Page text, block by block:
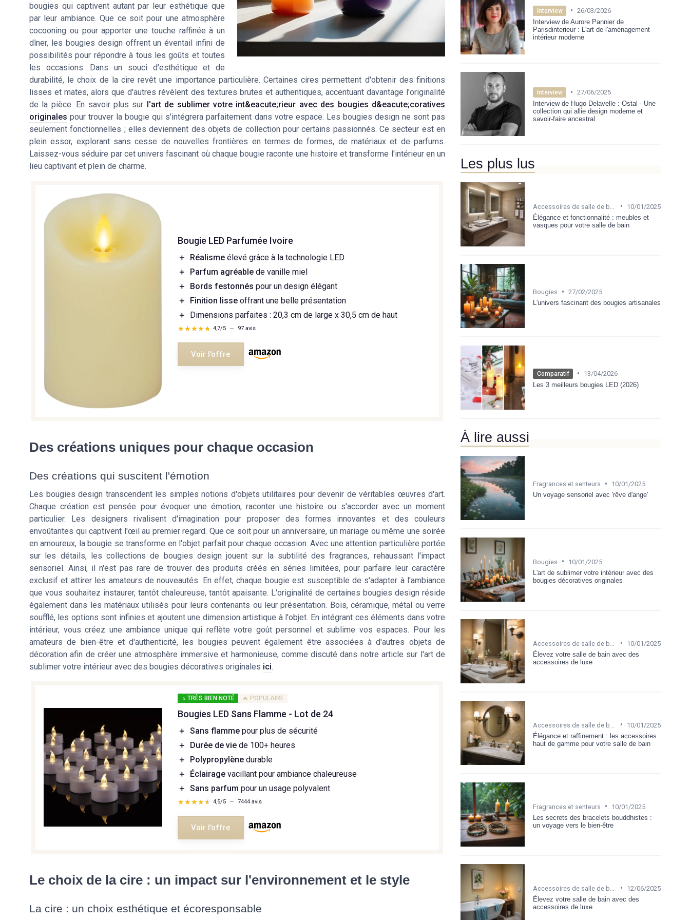
bougies qui captivent autant par leur esthétique que
par leur ambiance. Que ce soit pour une atmosphère
cocooning ou pour apporter une touche raffinée à un
dîner, les bougies design offrent un éventail infini de
possibilités pour répondre à tous les goûts et toutes
les occasions. Dans un souci d'esthétique et de
durabilité, le choix de la cire revêt une importance particulière. Certaines cires permettent d'obtenir des finitions
lisses et mates, alors que d'autres révèlent des textures brutes et authentiques, accentuant davantage l'originalité
de la pièce. En savoir plus sur l'art de sublimer votre int&eacute;rieur avec des bougies d&eacute;coratives
originales pour trouver la bougie qui s'intégrera parfaitement dans votre espace. Les bougies design ne sont pas
seulement fonctionnelles ; elles deviennent des objets de collection pour certains passionnés. Ce secteur est en
plein essor, explorant sans cesse de nouvelles frontières en termes de formes, de matériaux et de parfums.
Laissez-vous séduire par cet univers fascinant où chaque bougie raconte une histoire et transforme l'intérieur en un
lieu captivant et plein de charme.
Bougie LED Parfumée Ivoire
＋ Réalisme élevé grâce à la technologie LED
＋
Parfum agréable de vanille miel
＋
Bords festonnés pour un design élégant
＋
Finition lisse offrant une belle présentation
＋
Dimensions parfaites : 20,3 cm de large x 30,5 cm de haut
★★★★★
★★★★★ 4,7/5 — 97 avis
Voir l'offre
Des créations uniques pour chaque occasion
Des créations qui suscitent l'émotion
Les bougies design transcendent les simples notions d'objets utilitaires pour devenir de véritables œuvres d'art.
Chaque création est pensée pour évoquer une émotion, raconter une histoire ou s'accorder avec un moment
particulier. Les designers rivalisent d'imagination pour proposer des formes innovantes et des couleurs
envoûtantes qui captivent l'œil au premier regard. Que ce soit pour un anniversaire, un mariage ou même une soirée
en amoureux, la bougie se transforme en l'objet parfait pour chaque occasion. Avec une attention particulière portée
sur les détails, les collections de bougies design jouent sur la subtilité des fragrances, rehaussant l'impact
sensoriel. Ainsi, il n'est pas rare de trouver des produits créés en séries limitées, pour parfaire leur caractère
exclusif et attirer les amateurs de nouveautés. En effet, chaque bougie est susceptible de s'adapter à l'ambiance
que vous souhaitez instaurer, tantôt chaleureuse, tantôt apaisante. L'originalité de certaines bougies design réside
également dans les matériaux utilisés pour leurs contenants ou leur présentation. Bois, céramique, métal ou verre
soufflé, les options sont infinies et ajoutent une dimension artistique à l'objet. En intégrant ces éléments dans votre
intérieur, vous créez une ambiance unique qui reflète votre goût personnel et sublime vos espaces. Pour les
amateurs de bien-être et d'authenticité, les bougies peuvent également être associées à d'autres objets de
décoration afin de créer une atmosphère immersive et harmonieuse, comme discuté dans notre article sur l'art de
sublimer votre intérieur avec des bougies décoratives originales ici.
⭐ TRÈS BIEN NOTÉ 🔥 POPULAIRE
Bougies LED Sans Flamme - Lot de 24
＋ Sans flamme pour plus de sécurité
＋
Durée de vie de 100+ heures
＋
Polypropylène durable
＋
Éclairage vacillant pour ambiance chaleureuse
＋ Sans parfum pour un usage polyvalent
★★★★★
★★★★★ 4,5/5 — 7444 avis
Voir l'offre
Le choix de la cire : un impact sur l'environnement et le style
La cire : un choix esthétique et écoresponsable
Interview • 26/03/2026
Interview de Aurore Pannier de
Parisdinterieur : L'art de l'aménagement
intérieur moderne
Interview • 27/06/2025
Interview de Hugo Delavelle : Ostal - Une
collection qui allie design moderne et
savoir-faire ancestral
Les plus lus
•
10/01/2025
Élégance et fonctionnalité : meubles et
vasques pour votre salle de bain
Bougies • 27/02/2025
L'univers fascinant des bougies artisanales
Comparatif •
13/04/2026
Les 3 meilleurs bougies LED (2026)
À lire aussi
Fragrances et senteurs •
10/01/2025
Un voyage sensoriel avec 'rêve d'ange'
Bougies •
10/01/2025
L'art de sublimer votre intérieur avec des
bougies décoratives originales
•
10/01/2025
Élevez votre salle de bain avec des
accessoires de luxe
•
10/01/2025
Élégance et raffinement : les accessoires
haut de gamme pour votre salle de bain
Fragrances et senteurs •
10/01/2025
Les secrets des bracelets bouddhistes :
un voyage vers le bien-être
•
12/06/2025
Élevez votre salle de bain avec des
accessoires de luxe